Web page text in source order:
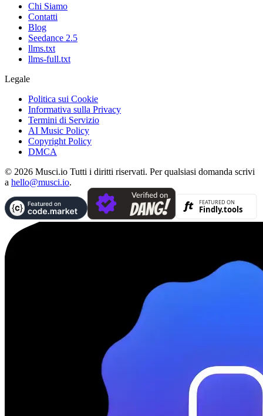
Chi Siamo
Contatti
Blog
Seedance 2.5
llms.txt
llms-full.txt
Legale
Politica sui Cookie
Informativa sulla Privacy
Termini di Servizio
AI Music Policy
Copyright Policy
DMCA
© 2026 Musci.io Tutti i diritti riservati. Per qualsiasi domanda scrivi
a hello@musci.io.